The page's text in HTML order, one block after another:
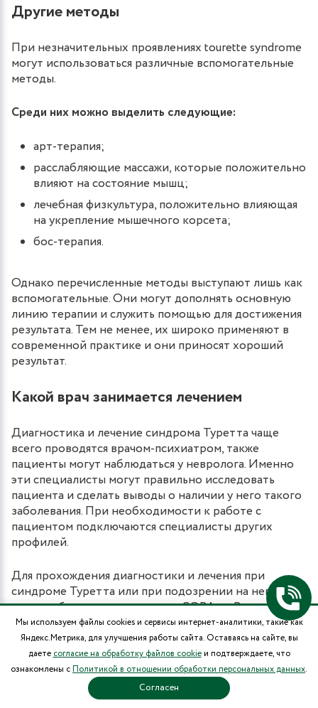
Другие методы
При незначительных проявлениях tourette syndrome
могут использоваться различные вспомогательные
методы.
Среди них можно выделить следующие:
арт-терапия;
расслабляющие массажи, которые положительно
влияют на состояние мышц;
лечебная физкультура, положительно влияющая
на укрепление мышечного корсета;
бос-терапия.
Однако перечисленные методы выступают лишь как
вспомогательные. Они могут дополнять основную
линию терапии и служить помощью для достижения
результата. Тем не менее, их широко применяют в
современной практике и они приносят хороший
результат.
Какой врач занимается лечением
Диагностика и лечение синдрома Туретта чаще
всего проводятся врачом-психиатром, также
пациенты могут наблюдаться у невролога. Именно
эти специалисты могут правильно исследовать
пациента и сделать выводы о наличии у него такого
заболевания. При необходимости к работе с
пациентом подключаются специалисты других
профилей.
Для прохождения диагностики и лечения при
синдроме Туретта или при подозрении на него
можно обратиться в клинику «СОВА» в Воронеже.
Здесь работают психиатры с большим опытом и
практическими знаниями в области помощи
пациентам с таким заболеванием.
ПРОГНОЗ И ПРОФИЛАКТИКА
Мы используем файлы cookies и сервисы интернет-аналитики, такие как
Яндекс.Метрика, для улучшения работы сайта. Оставаясь на сайте, вы
даете согласие на обработку файлов cookieи подтверждаете, что
ознакомлены сПолитикой в отношении обработки персональных данных.
Согласен